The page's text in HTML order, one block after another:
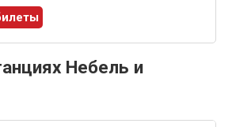
Небель и